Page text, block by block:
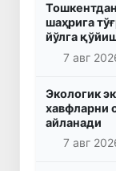
шаҳрига
йўлга
7 авг
Экологик
хавфларни
айланади
7 авг